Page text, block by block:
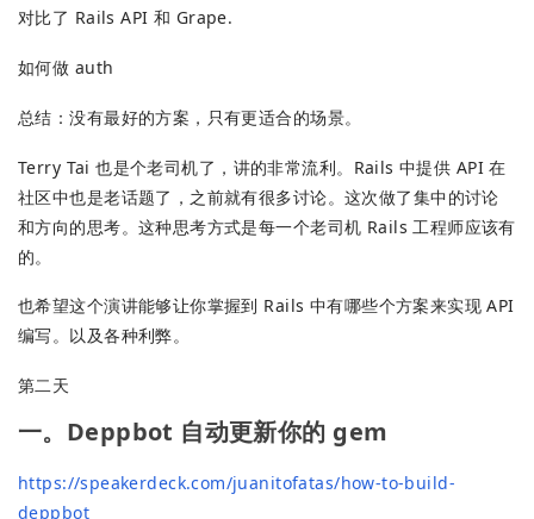
对比了 Rails API 和 Grape.
如何做 auth
总结：没有最好的方案，只有更适合的场景。
Terry Tai 也是个老司机了，讲的非常流利。Rails 中提供 API 在
社区中也是老话题了，之前就有很多讨论。这次做了集中的讨论
和方向的思考。这种思考方式是每一个老司机 Rails 工程师应该有
的。
也希望这个演讲能够让你掌握到 Rails 中有哪些个方案来实现 API
编写。以及各种利弊。
第二天
一。Deppbot 自动更新你的 gem
https://speakerdeck.com/juanitofatas/how-to-build-
deppbot